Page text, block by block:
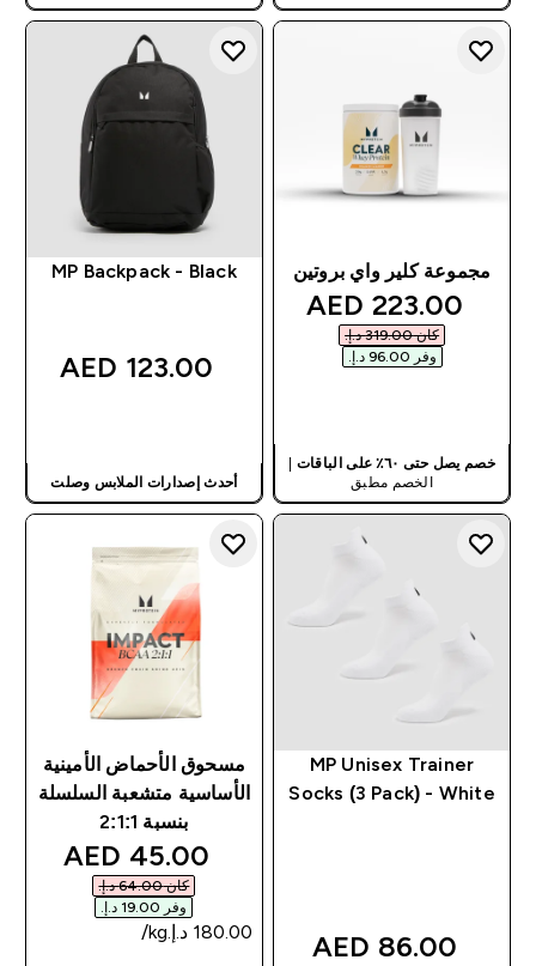
مجموعة كلير واي بروتين
discounted price
223.00 AED‎
كان ‏319.00 د.إ.‏‎
وفر ‏96.00 د.إ.‏‎
خصم يصل حتى ٦٠٪ على الباقات
الخصم مطبق
MP Backpack - Black
123.00 AED‎
أحدث إصدارات الملابس وصلت
MP Unisex Trainer
Socks (3 Pack) - White
86.00 AED‎
مسحوق الأحماض الأمينية
الأساسية متشعبة السلسلة
بنسبة 2:1:1
price
45.00 AED‎
كان ‏64.00 د.إ.‏‎
وفر ‏19.00 د.إ.‏‎